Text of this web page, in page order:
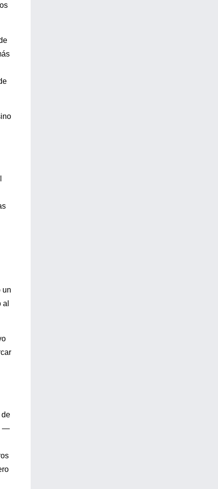
un
de
—